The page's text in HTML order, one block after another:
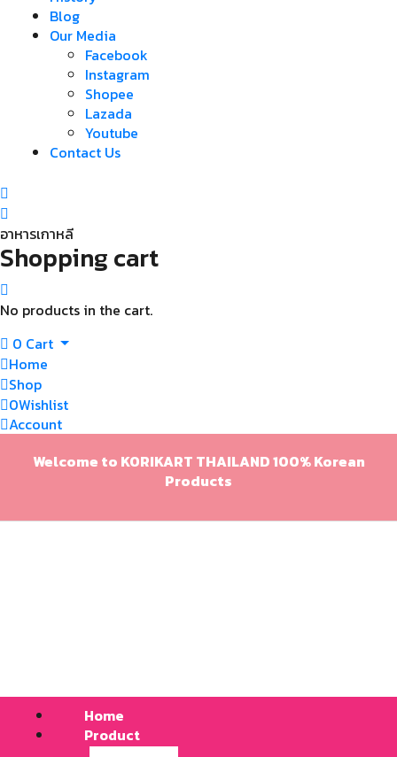
Blog
Our Media
Facebook
Instagram
Shopee
Lazada
Youtube
Contact Us
อาหารเกาหลี
Shopping cart
No products in the cart.
0 Cart
Home
Shop
0Wishlist
Account
Welcome to KORIKART THAILAND 100% Korean
Products
Home
Product